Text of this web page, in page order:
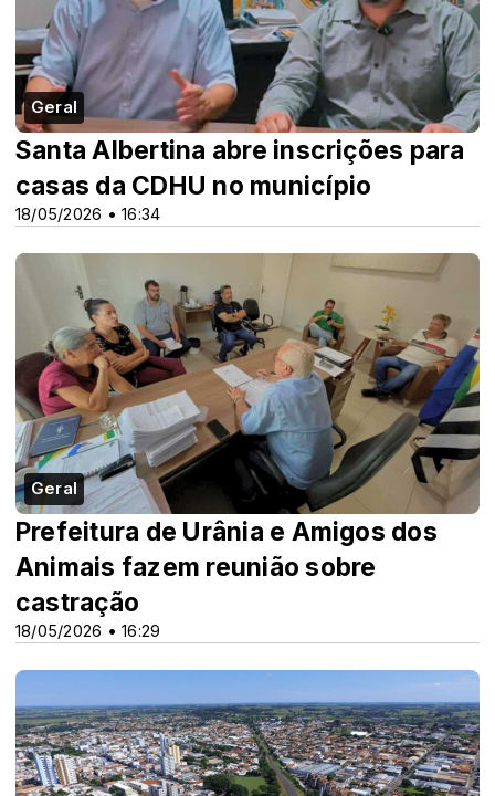
Geral
18/05/2026 • 16:34
Santa Albertina abre inscrições para
casas da CDHU no município
Geral
18/05/2026 • 16:29
Prefeitura de Urânia e Amigos dos
Animais fazem reunião sobre
castração